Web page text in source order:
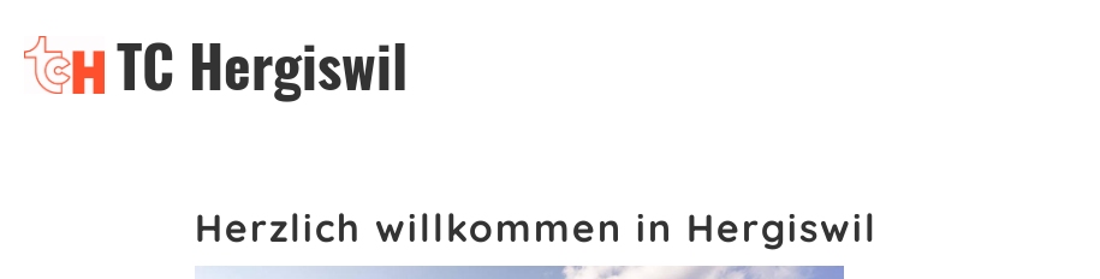
TC Hergiswil
Herzlich willkommen in Hergiswil